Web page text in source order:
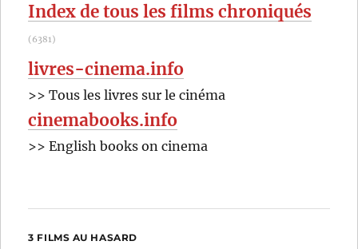
Index de tous les films chroniqués
(6381)
livres-cinema.info
>> Tous les livres sur le cinéma
cinemabooks.info
>> English books on cinema
3 FILMS AU HASARD